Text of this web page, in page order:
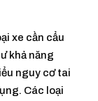
xe cần cẩu
khả năng
nguy cơ tai
Các loại